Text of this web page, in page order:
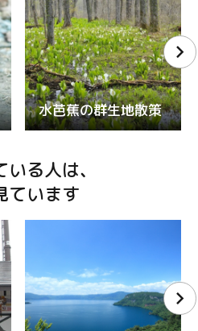
水芭蕉の群生地散策
る人は、
ています